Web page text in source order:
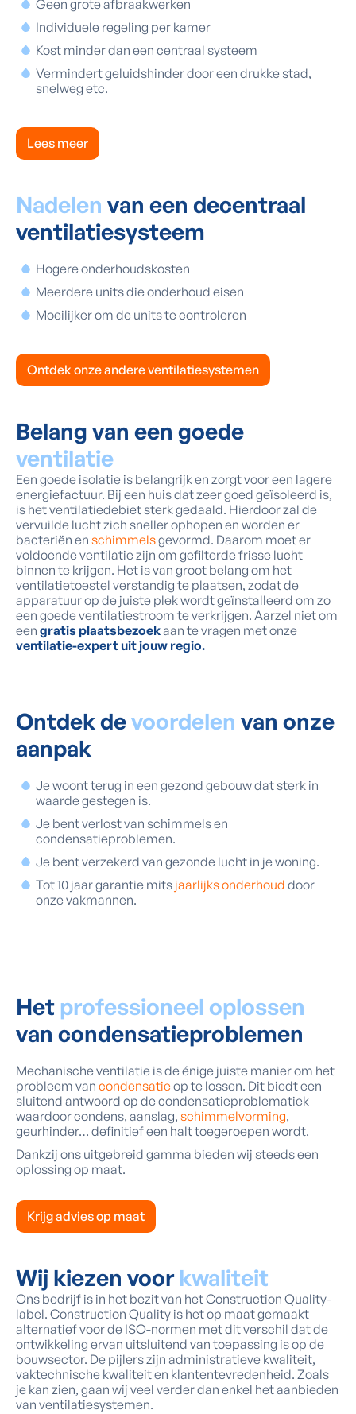
Geen grote afbraakwerken
Individuele regeling per kamer
Kost minder dan een centraal systeem
Vermindert geluidshinder door een drukke stad,
snelweg etc.
Lees meer
Nadelen van een decentraal
ventilatiesysteem
Hogere onderhoudskosten
Meerdere units die onderhoud eisen
Moeilijker om de units te controleren
Ontdek onze andere ventilatiesystemen
Belang van een goede
ventilatie
Een goede isolatie is belangrijk en zorgt voor een lagere
energiefactuur. Bij een huis dat zeer goed geïsoleerd is,
is het ventilatiedebiet sterk gedaald. Hierdoor zal de
vervuilde lucht zich sneller ophopen en worden er
bacteriën en schimmelsgevormd. Daarom moet er
voldoende ventilatie zijn om gefilterde frisse lucht
binnen te krijgen. Het is van groot belang om het
ventilatietoestel verstandig te plaatsen, zodat de
apparatuur op de juiste plek wordt geïnstalleerd om zo
een goede ventilatiestroom te verkrijgen. Aarzel niet om
een gratis plaatsbezoekaan te vragen met onze
ventilatie-expert uit jouw regio.
Ontdek devoordelen van onze
aanpak
Je woont terug in een gezond gebouw dat sterk in
waarde gestegen is.
Je bent verlost van schimmels en
condensatieproblemen.
Je bent verzekerd van gezonde lucht in je woning.
Tot 10 jaar garantie mits jaarlijks onderhoud door
onze vakmannen.
Het professioneel oplossen
van condensatieproblemen
Mechanische ventilatie is de énige juiste manier om het
probleem van condensatieop te lossen. Dit biedt een
sluitend antwoord op de condensatieproblematiek
waardoor condens, aanslag, schimmelvorming,
geurhinder… definitief een halt toegeroepen wordt.
Dankzij ons uitgebreid gamma bieden wij steeds een
oplossing op maat.
Krijg advies op maat
Wij kiezen voorkwaliteit
Ons bedrijf is in het bezit van het Construction Quality-
label. Construction Quality is het op maat gemaakt
alternatief voor de ISO-normen met dit verschil dat de
ontwikkeling ervan uitsluitend van toepassing is op de
bouwsector. De pijlers zijn administratieve kwaliteit,
vaktechnische kwaliteit en klantentevredenheid. Zoals
je kan zien, gaan wij veel verder dan enkel het aanbieden
van ventilatiesystemen.